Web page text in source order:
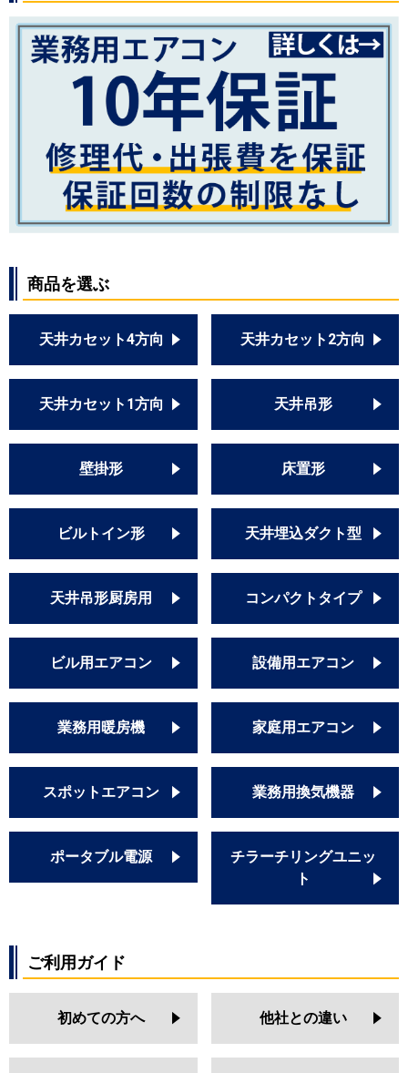
商品を選ぶ
天井カセット4方向 天井カセット2方向
天井カセット1方向 天井吊形
壁掛形 床置形
ビルトイン形 天井埋込ダクト型
天井吊形厨房用 コンパクトタイプ
ビル用エアコン 設備用エアコン
業務用暖房機 家庭用エアコン
スポットエアコン 業務用換気機器
ポータブル電源
チラーチリングユニッ
ト
ご利用ガイド
初めての方へ 他社との違い